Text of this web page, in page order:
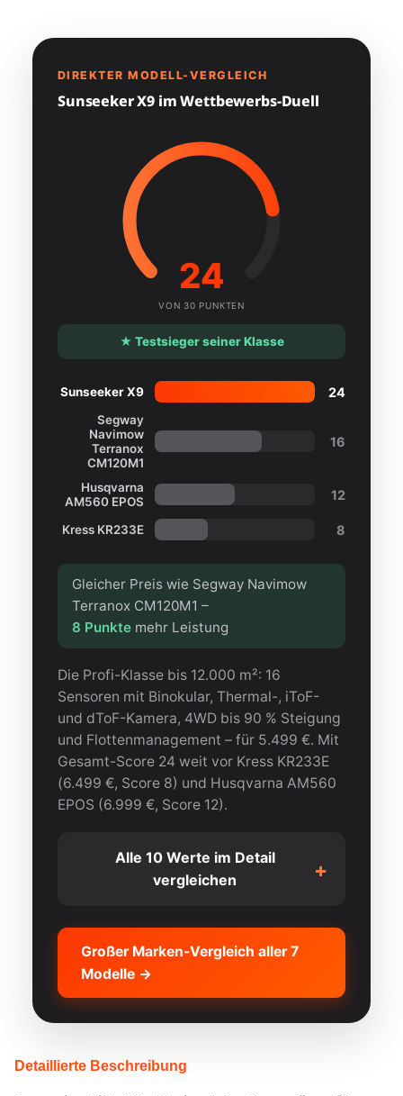
DIREKTER MODELL-VERGLEICH
Sunseeker X9 im Wettbewerbs-Duell
24
VON 30 PUNKTEN
★ Testsieger seiner Klasse
Sunseeker X9 24
Segway
Navimow
Terranox
CM120M1
16
Husqvarna
AM560 EPOS
12
Kress KR233E 8
Gleicher Preis wie Segway Navimow
Terranox CM120M1 –
8 Punkte mehr Leistung
Die Profi-Klasse bis 12.000 m²: 16
Sensoren mit Binokular, Thermal-, iToF-
und dToF-Kamera, 4WD bis 90 % Steigung
und Flottenmanagement – für 5.499 €. Mit
Gesamt-Score 24 weit vor Kress KR233E
(6.499 €, Score 8) und Husqvarna AM560
EPOS (6.999 €, Score 12).
Alle 10 Werte im Detail
vergleichen
+
KRITERIUM
FLÄCHE
HINDERNISERKENNUNG Binokular + Thermal +
NACHTSICHT
Großer Marken-Vergleich aller 7
Modelle →
Detaillierte Beschreibung